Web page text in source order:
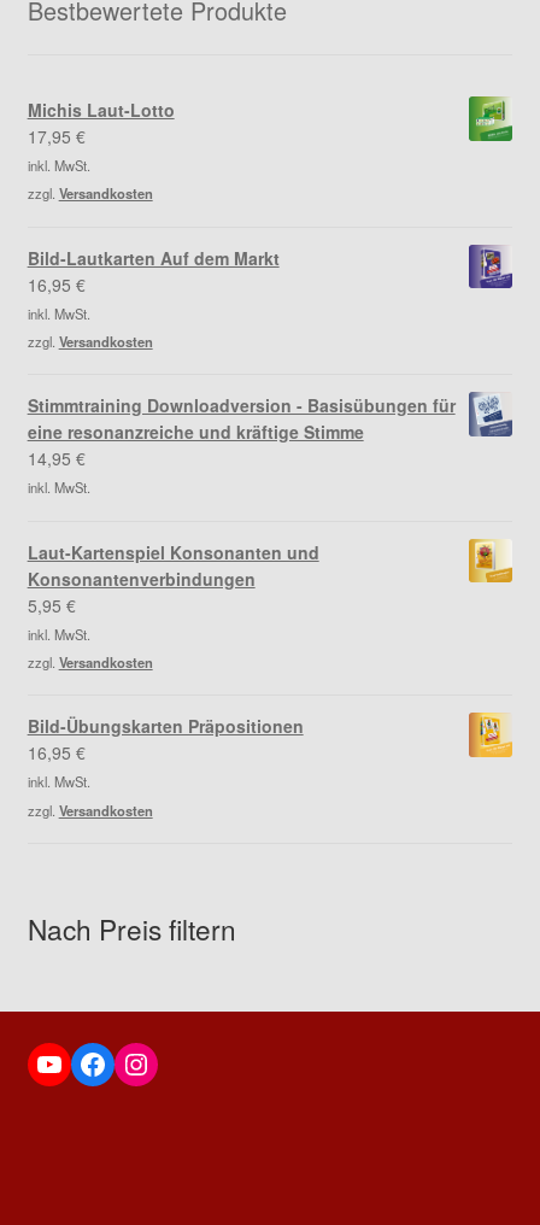
Bestbewertete Produkte
Michis Laut-Lotto
17,95 €
inkl. MwSt.
zzgl. Versandkosten
Bild-Lautkarten Auf dem Markt
16,95 €
inkl. MwSt.
zzgl. Versandkosten
Stimmtraining Downloadversion - Basisübungen für
eine resonanzreiche und kräftige Stimme
14,95 €
inkl. MwSt.
Laut-Kartenspiel Konsonanten und
Konsonantenverbindungen
5,95 €
inkl. MwSt.
zzgl. Versandkosten
Bild-Übungskarten Präpositionen
16,95 €
inkl. MwSt.
zzgl. Versandkosten
Nach Preis filtern
YouTube Facebook Instagram